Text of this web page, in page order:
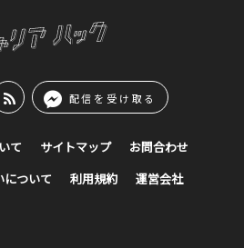
配信を受け取る
て サイトマップ お問合わせ
について 利用規約 運営会社